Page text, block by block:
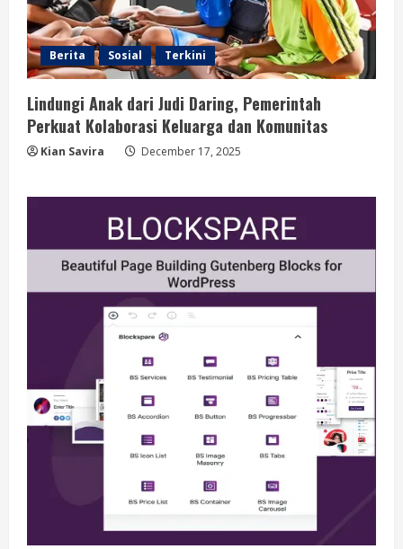
Berita Sosial Terkini
Lindungi Anak dari Judi Daring, Pemerintah
Perkuat Kolaborasi Keluarga dan Komunitas
Kian Savira December 17, 2025
Berita
BMP Kecam Aksi KNPB, Serukan
Persatuan Demi Papua yang Kondusif
August 6, 2026